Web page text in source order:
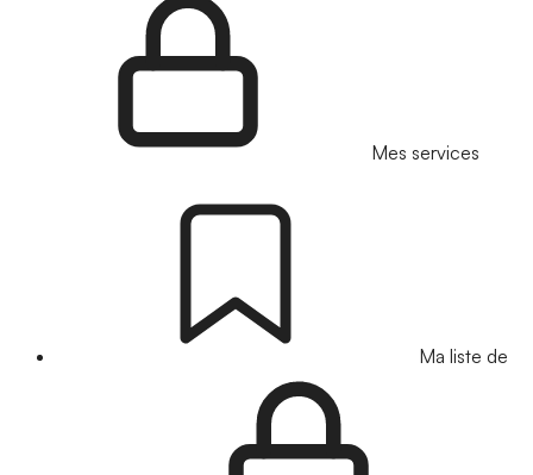
Mes services
Ma liste de